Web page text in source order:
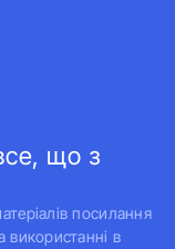
що з
посилання
використанні в